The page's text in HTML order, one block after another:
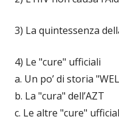
3) La quintessenza
4) Le "cure" ufficiali
a. Un po’ di storia
b. La "cura" dell’AZT
c. Le altre "cure"